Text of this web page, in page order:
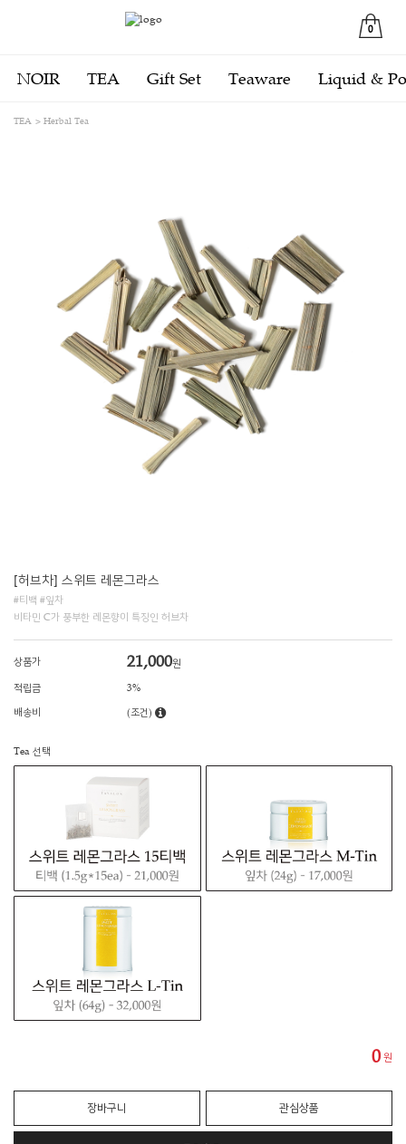
0
NOIR TEA Gift Set Teaware Liquid &
TEA Herbal Tea
[허브차] 스위트 레몬그라스
#티백 #잎차
비타민 C가 풍부한 레몬향이 특징인 허브차
상품가 21,000원
적립금 3%
배송비 (조건)
Tea 선택
0 원
장바구니 관심상품